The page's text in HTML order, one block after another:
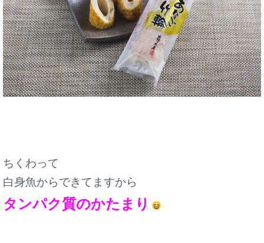
ちくわって
白身魚からできてますから
タンパク質のかたまり